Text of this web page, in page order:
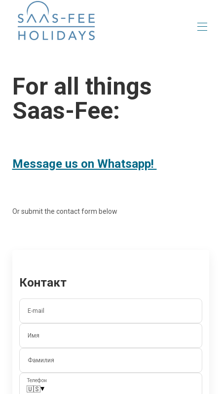
Все свойства ▾
О
Управление
Связаться с нами
For all things
Saas-Fee:
Message us on Whatsapp!
Or submit the contact form below
Контакт
E-mail
Имя
Фамилия
Телефон
🇺🇸▾